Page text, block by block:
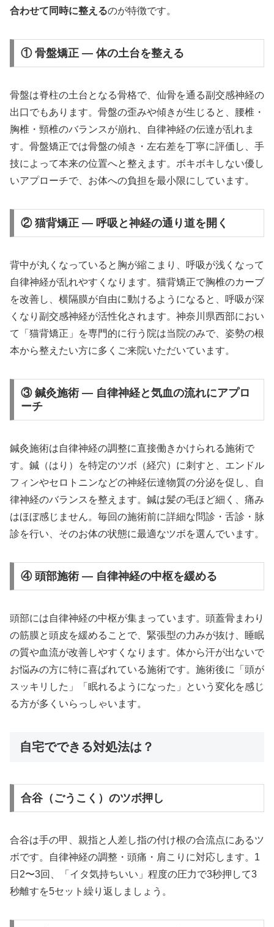
合わせて同時に整えるのが特徴です。
① 骨盤矯正 — 体の土台を整える
骨盤は脊柱の土台となる骨格で、仙骨を通る副交感神経の
出口でもあります。骨盤の歪みや傾きが生じると、腰椎・
胸椎・頸椎のバランスが崩れ、自律神経の伝達が乱れま
す。骨盤矯正では骨盤の傾き・左右差を丁寧に評価し、手
技によって本来の位置へと整えます。ボキボキしない優し
いアプローチで、お体への負担を最小限にしています。
② 猫背矯正 — 呼吸と神経の通り道を開く
背中が丸くなっていると胸が縮こまり、呼吸が浅くなって
自律神経が乱れやすくなります。猫背矯正で胸椎のカーブ
を改善し、横隔膜が自由に動けるようになると、呼吸が深
くなり副交感神経が活性化されます。神奈川県西部におい
て「猫背矯正」を専門的に行う院は当院のみで、姿勢の根
本から整えたい方に多くご来院いただいています。
③ 鍼灸施術 — 自律神経と気血の流れにアプロ
ーチ
鍼灸施術は自律神経の調整に直接働きかけられる施術で
す。鍼（はり）を特定のツボ（経穴）に刺すと、エンドル
フィンやセロトニンなどの神経伝達物質の分泌を促し、自
律神経のバランスを整えます。鍼は髪の毛ほど細く、痛み
はほぼ感じません。毎回の施術前に詳細な問診・舌診・脉
診を行い、そのお体の状態に最適なツボを選んでいます。
④ 頭部施術 — 自律神経の中枢を緩める
頭部には自律神経の中枢が集まっています。頭蓋骨まわり
の筋膜と頭皮を緩めることで、緊張型の力みが抜け、睡眠
の質や血流が改善しやすくなります。体から汗が出ないで
お悩みの方に特に喜ばれている施術です。施術後に「頭が
スッキリした」「眠れるようになった」という変化を感じ
る方が多くいらっしゃいます。
自宅でできる対処法は？
合谷（ごうこく）のツボ押し
合谷は手の甲、親指と人差し指の付け根の合流点にあるツ
ボです。自律神経の調整・頭痛・肩こりに対応します。1
日2〜3回、「イタ気持ちいい」程度の圧力で3秒押して3
秒離すを5セット繰り返しましょう。